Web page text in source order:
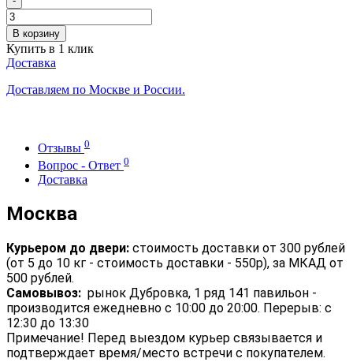
В корзину
Купить в 1 клик
Доставка
Доставляем по Москве и России.
Отзывы 0
Вопрос - Ответ 0
Доставка
Москва
Курьером до двери: стоимость доставки от 300 рублей
(от 5 до 10 кг - стоимость доставки - 550р), за МКАД от
500 рублей.
Самовывоз: рынок Дубровка, 1 ряд 141 павильон -
производится ежедневно с 10:00 до 20:00. Перерыв: с
12:30 до 13:30
Примечание! Перед выездом курьер связывается и
подтверждает время/место встречи с покупателем.